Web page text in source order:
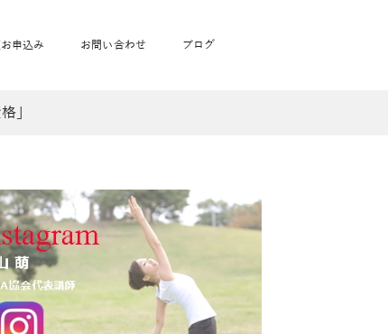
ヨガ通信
ジ
JAHAnavi Lesson
ンライン講座
申込み お問い合わせ ブログ
」